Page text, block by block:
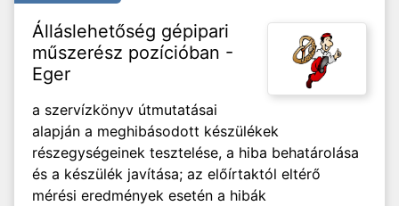
Álláslehetőség gépipari
műszerész pozícióban -
Eger
a szervízkönyv útmutatásai
alapján a meghibásodott készülékek
részegységeinek tesztelése, a hiba behatárolása
és a készülék javítása; az előírtaktól eltérő
mérési eredmények esetén a hibák